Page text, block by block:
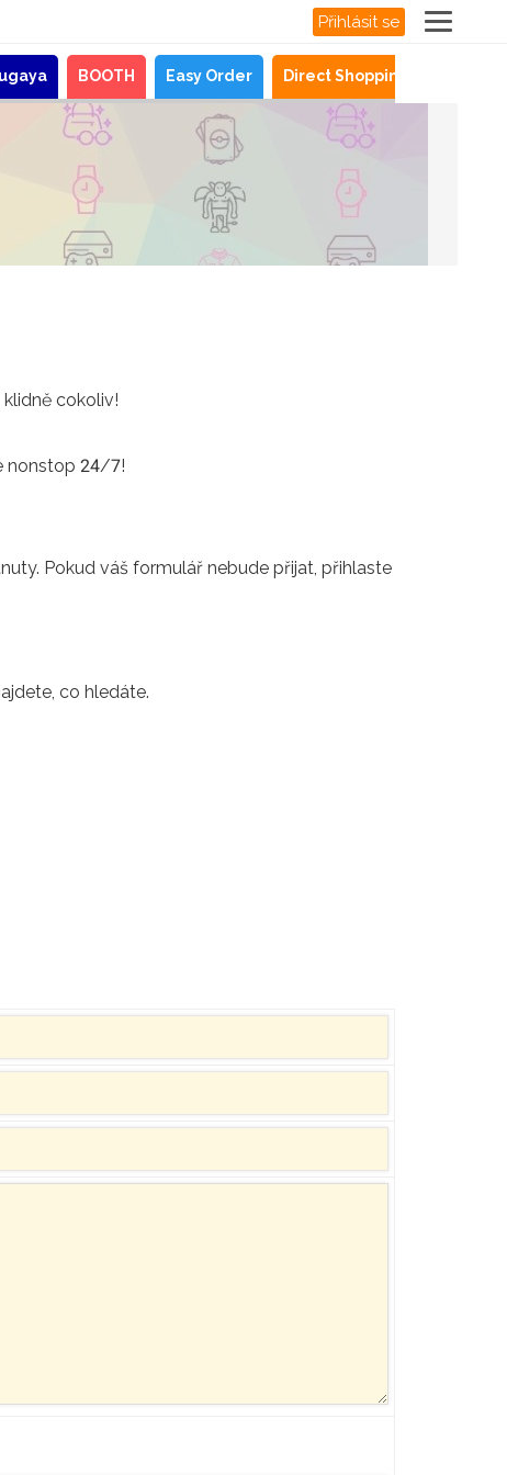
Přihlásit se
BOOTH Easy Order Direct Shopping
cokoliv!
nonstop 24/7!
Pokud váš formulář nebude přijat, přihlaste
co hledáte.